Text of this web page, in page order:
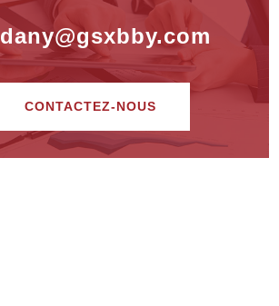
dany@gsxbby.com
CONTACTEZ-NOUS